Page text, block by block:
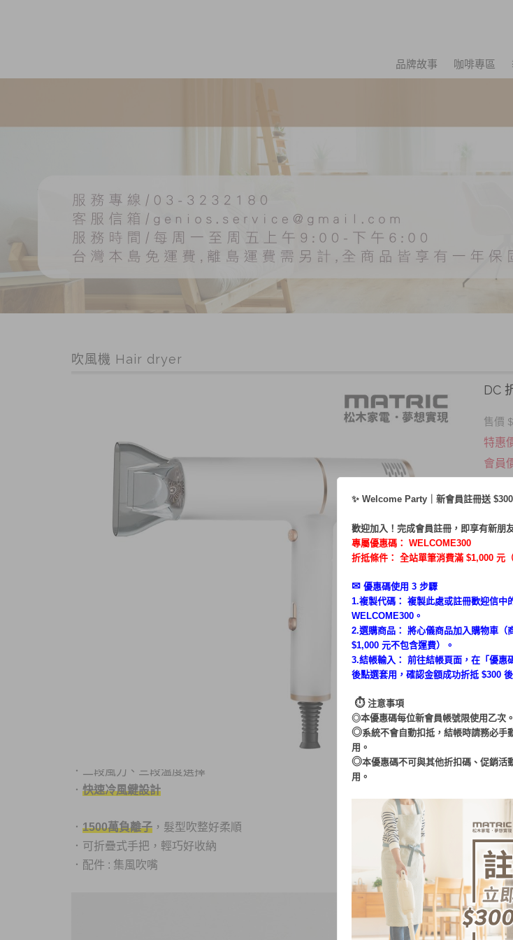
品牌故事
咖啡專區
吹風機 Hair dryer
DC
售價 $
特惠
會員
．DC
．二
．可
．配
．
二段風力、 三段溫度選擇
． 快速冷風鍵設計
． 1500萬負離子 ，髮型吹整好柔順
． 可折疊式手把，輕巧好收納
． 配件 : 集風吹嘴
✨ Welcome Party｜新會員註冊送
歡迎加入！完成會員註冊，即享有新朋
專屬優惠碼： WELCOME300
折抵條件： 全站單筆消費滿 $1,000 元
✉︎ 優惠碼使用 3 步驟
1.複製代碼： 複製此處或註冊歡迎信中
WELCOME300。
2.選購商品： 將心儀商品加入購物車（
$1,000 元不包含運費）。
3.結帳輸入： 前往結帳頁面，在「 優惠
後點選套用，確認金額成功折抵 $300
⏱︎ 注意事項
◎本優惠碼每位新會員帳號限使用乙次。
◎系統不會自動扣抵，結帳時請務必手
用。
◎本優惠碼不可與其他折扣碼、促銷活
用。